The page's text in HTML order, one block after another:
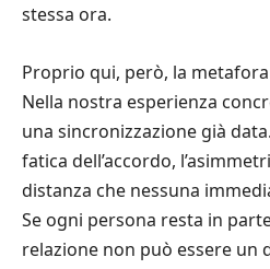
stessa ora.
Proprio qui, però, la
Nella nostra esperienza
una sincronizzazione già
fatica dell’accordo,
distanza che nessuna
Se ogni persona resta in
relazione non può essere un